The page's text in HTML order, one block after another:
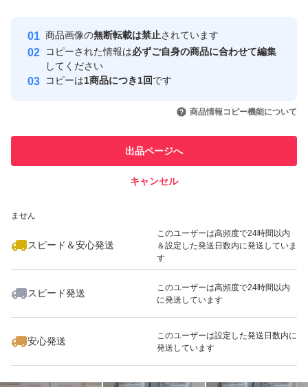
安心取引出品者
心・安全なユーザーです
取引実績
引を完了させた実績があります
での取引実績があります
ません
スピード＆安心発送
このユーザーは高頻度で24時間以内
＆設定した発送日数内に発送していま
す
スピード発送
このユーザーは高頻度で24時間以内
に発送しています
安心発送
このユーザーは設定した発送日数内に
発送しています
商品画像の無断転載は禁止されています
コピーされた情報は必ずご自身の商品に合わせて編集
してください
コピーは1商品につき1回です
商品情報コピー機能について
出品ページへ
キャンセル
いいね！
17,600